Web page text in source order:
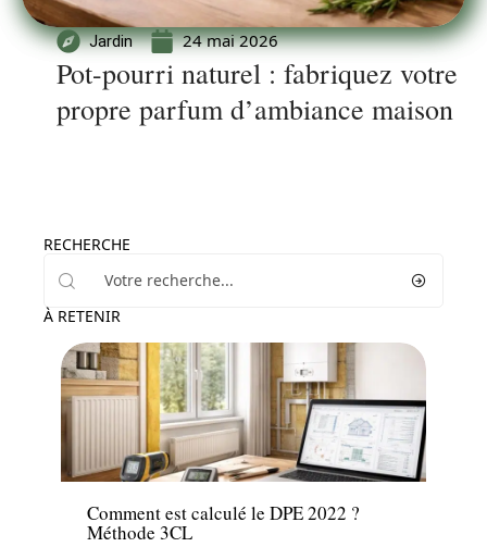
Jardin 24 mai 2026
Pot-pourri naturel : fabriquez votre
propre parfum d’ambiance maison
RECHERCHE
À RETENIR
Immo
Comment est calculé le DPE 2022 ?
Méthode 3CL